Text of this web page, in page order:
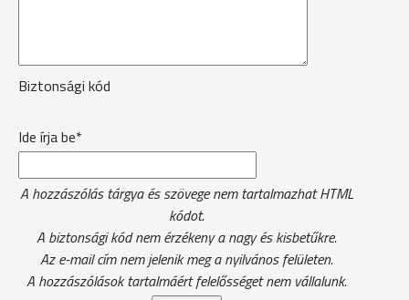
Biztonsági kód
Ide írja be*
A hozzászólás tárgya és szövege nem tartalmazhat HTML
kódot.
A biztonsági kód nem érzékeny a nagy és kisbetűkre.
Az e-mail cím nem jelenik meg a nyilvános felületen.
A hozzászólások tartalmáért felelősséget nem vállalunk.